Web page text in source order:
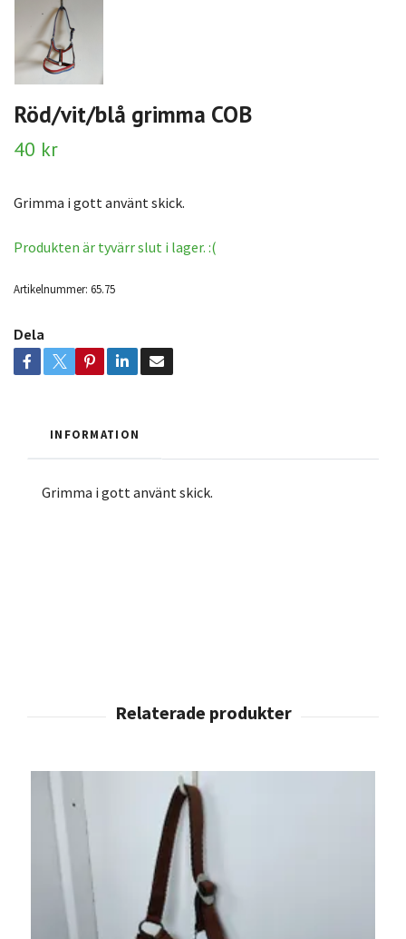
Röd/vit/blå grimma COB
40 kr
Grimma i gott använt skick.
Produkten är tyvärr slut i lager. :(
Artikelnummer: 65.75
Dela
INFORMATION
Grimma i gott använt skick.